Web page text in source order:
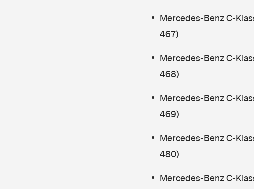
Mercedes-Benz C-
467)
Mercedes-Benz C-
468)
Mercedes-Benz C-
469)
Mercedes-Benz C-
480)
Mercedes-Benz C-